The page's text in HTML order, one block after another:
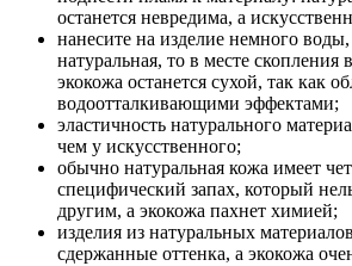
останется невредима, а
нанесите на изделие немного
натуральная, то в месте скопления
экокожа останется сухой, так как
водоотталкивающими эффектами;
эластичность натурального
чем у искусственного;
обычно натуральная кожа имеет
специфический запах, который
другим, а экокожа пахнет химией;
изделия из натуральных
сдержанные оттенка, а экокожа